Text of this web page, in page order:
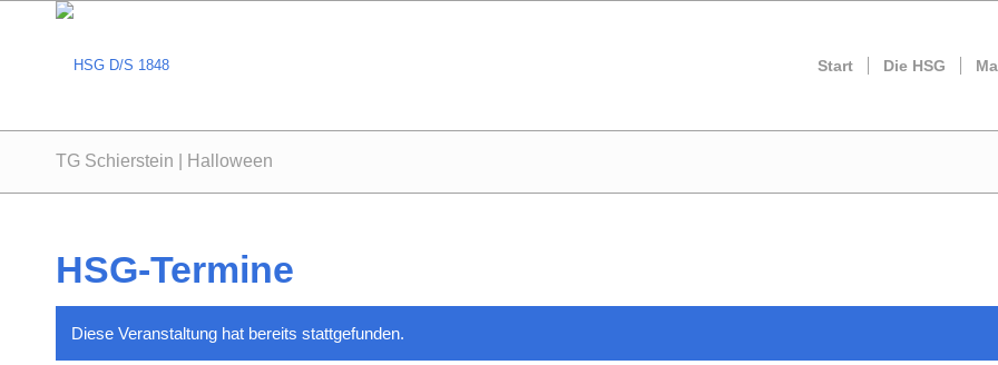
Start Die HSG
TG Schierstein | Halloween
HSG-Termine
Diese Veranstaltung hat bereits stattgefunden.